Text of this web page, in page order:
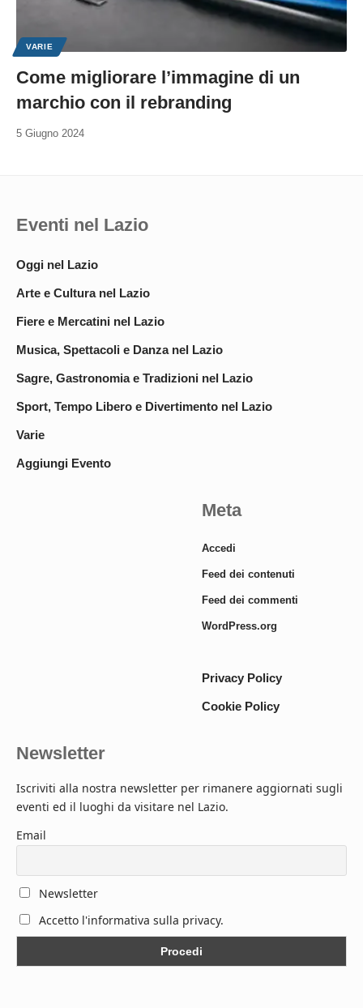
VARIE
Come migliorare l’immagine di un
marchio con il rebranding
5 Giugno 2024
Eventi nel Lazio
Oggi nel Lazio
Arte e Cultura nel Lazio
Fiere e Mercatini nel Lazio
Musica, Spettacoli e Danza nel Lazio
Sagre, Gastronomia e Tradizioni nel Lazio
Sport, Tempo Libero e Divertimento nel Lazio
Varie
Aggiungi Evento
Meta
Accedi
Feed dei contenuti
Feed dei commenti
WordPress.org
Privacy Policy
Cookie Policy
Newsletter
Iscriviti alla nostra newsletter per rimanere aggiornati sugli
eventi ed il luoghi da visitare nel Lazio.
Email
Newsletter
Accetto l'informativa sulla privacy.